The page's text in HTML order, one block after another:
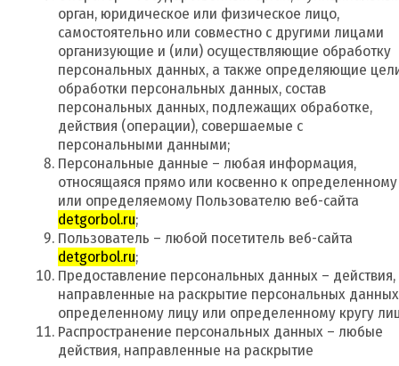
орган, юридическое или физическое лицо,
самостоятельно или совместно с другими лицами
организующие и (или) осуществляющие обработку
персональных данных, а также определяющие
обработки персональных данных, состав
персональных данных, подлежащих обработке,
действия (операции), совершаемые с
персональными данными;
Персональные данные – любая информация,
относящаяся прямо или косвенно к определенному
или определяемому Пользователю веб-сайта
detgorbol.ru;
Пользователь – любой посетитель веб-сайта
detgorbol.ru;
Предоставление персональных данных – действия,
направленные на раскрытие персональных данных
определенному лицу или определенному кругу
Распространение персональных данных – любые
действия, направленные на раскрытие